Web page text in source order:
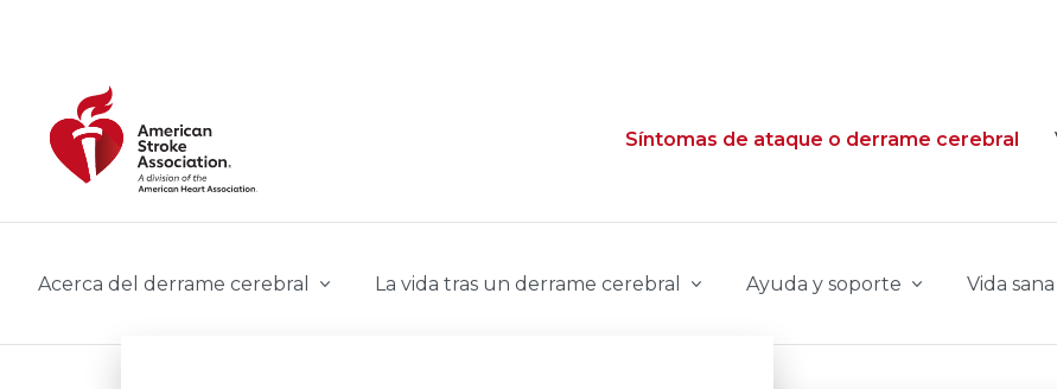
Síntomas de ataque o derrame cerebral
Acerca del derrame cerebral La vida tras un derrame cerebral Ayuda y soporte Vida sana